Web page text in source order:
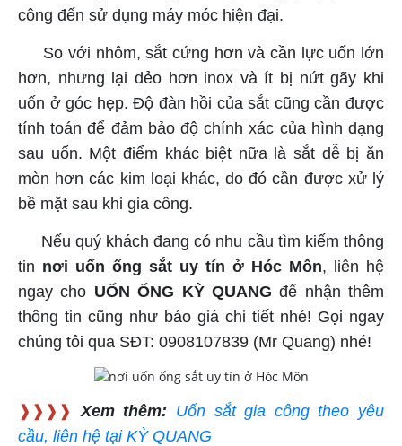
công đến sử dụng máy móc hiện đại.
So với nhôm, sắt cứng hơn và cần lực uốn lớn
hơn, nhưng lại dẻo hơn inox và ít bị nứt gãy khi
uốn ở góc hẹp. Độ đàn hồi của sắt cũng cần được
tính toán để đảm bảo độ chính xác của hình dạng
sau uốn. Một điểm khác biệt nữa là sắt dễ bị ăn
mòn hơn các kim loại khác, do đó cần được xử lý
bề mặt sau khi gia công.
Nếu quý khách đang có nhu cầu tìm kiếm thông
tin nơi uốn ống sắt uy tín ở Hóc Môn, liên hệ
ngay cho UỐN ỐNG KỲ QUANGđể nhận thêm
thông tin cũng như báo giá chi tiết nhé! Gọi ngay
chúng tôi qua SĐT: 0908107839 (Mr Quang) nhé!
❱❱❱❱ Xem thêm: Uốn sắt gia công theo yêu
cầu, liên hệ tại KỲ QUANG